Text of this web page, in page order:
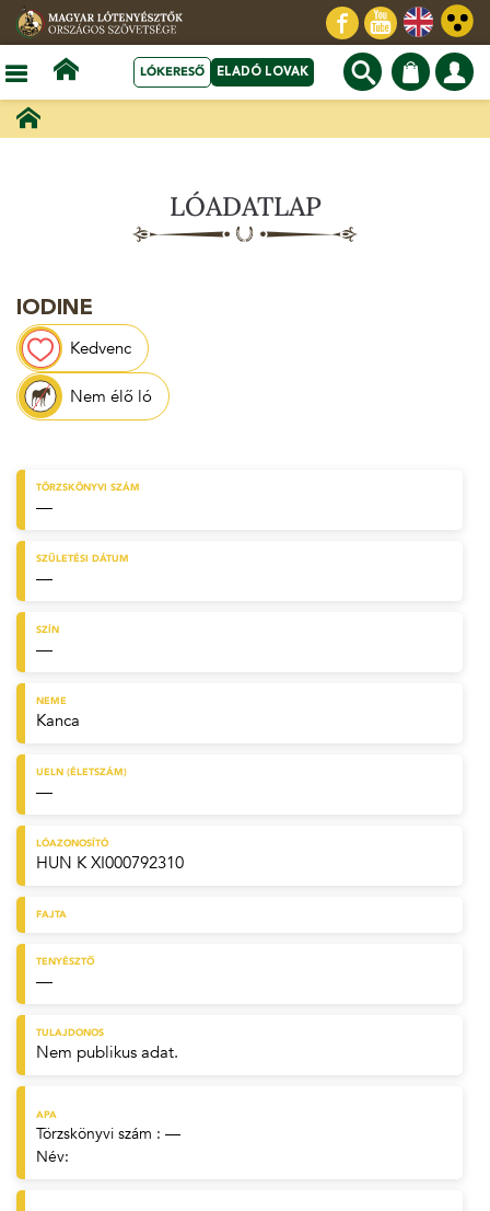
LÓKERESŐ ELADÓ LOVAK
LÓADATLAP
IODINE
Kedvenc
Nem élő ló
TÖRZSKÖNYVI SZÁM
—
SZÜLETÉSI DÁTUM
—
SZÍN
—
NEME
Kanca
UELN (ÉLETSZÁM)
—
LÓAZONOSÍTÓ
HUN K XI000792310
FAJTA
TENYÉSZTŐ
—
TULAJDONOS
Nem publikus adat.
APA
Törzskönyvi szám : —
Név: